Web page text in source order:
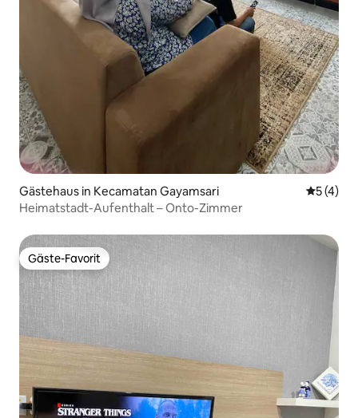
Gästehaus in Kecamatan Gayamsari
5 (4)
Heimatstadt-Aufenthalt – Onto-Zimmer
Gäste-Favorit
Gäste-Favorit